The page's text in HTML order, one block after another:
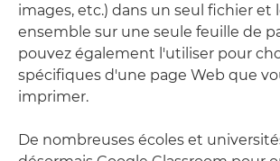
images, etc.) dans un seul fichier et
ensemble sur une seule feuille de
pouvez également l'utiliser pour
spécifiques d'une page Web que
imprimer.
De nombreuses écoles et